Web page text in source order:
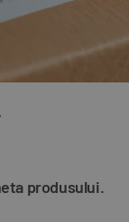
produsului.